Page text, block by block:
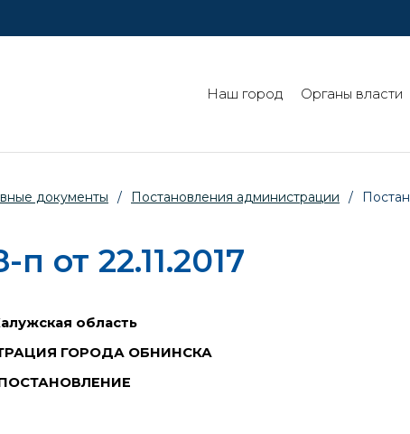
Наш город Органы власти
документы / Постановления администрации /
от 22.11.2017
область
ГОРОДА ОБНИНСКА